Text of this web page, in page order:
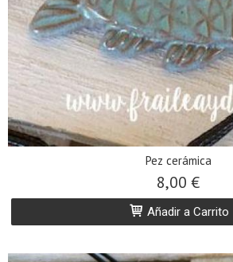
Pez cerámica
8,00 €
Añadir a Carrito